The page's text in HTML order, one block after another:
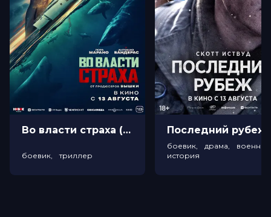
Во власти страха (18+)
боевик, триллер
боевик, драма,
история